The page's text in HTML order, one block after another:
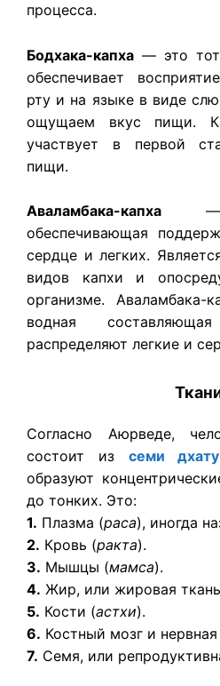
процесса.
Бодхака-капха — это
обеспечивает
рту и на языке в виде
ощущаем вкус пищи.
участвует в первой
пищи.
Аваламбака-капха —
обеспечивающая
сердце и легких.
видов капхи и
организме. Аваламбака-
водная
распределяют легкие и
Согласно Аюрведе,
состоит из семи дхату
образуют
до тонких. Это:
1. Плазма (раса), иногда
2. Кровь (ракта).
3. Мышцы (мамса).
4. Жир, или жировая
5. Кости (астхи).
6. Костный мозг и нервная
7. Семя, или